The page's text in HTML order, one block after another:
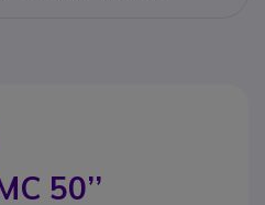
50’’